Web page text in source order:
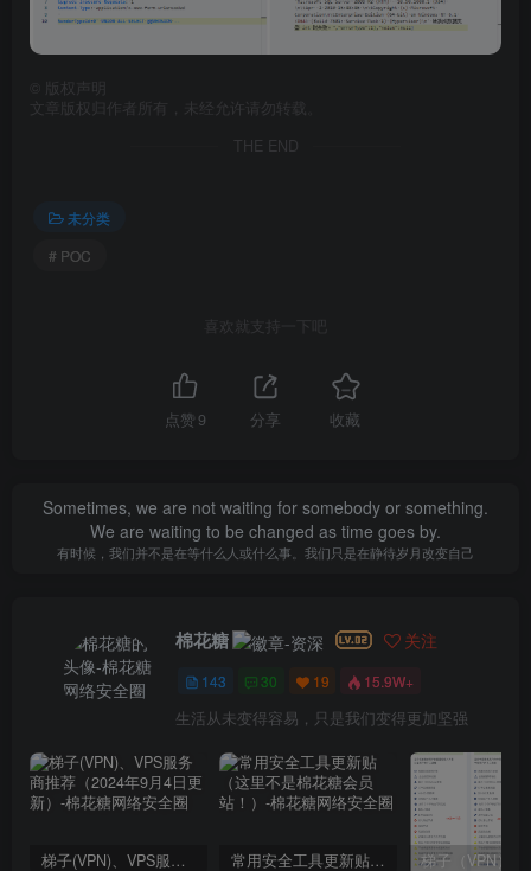
版权声明
文章版权归作者所有，未经允许请勿转载。
THE END
未分类
# POC
喜欢就支持一下吧
点赞 9 分享 收藏
Sometimes, we are not waiting for somebody or something.
We are waiting to be changed as time goes by.
有时候，我们并不是在等什么人或什么事。我们只是在静待岁月改变自己
棉花糖 关注
143 30 19 15.9W+
生活从未变得容易，只是我们变得更加坚强
梯子(VPN)、VPS服务商推荐（2024年9月4日更新） 常用安全工具更新贴（这里不是棉花糖会员站！）